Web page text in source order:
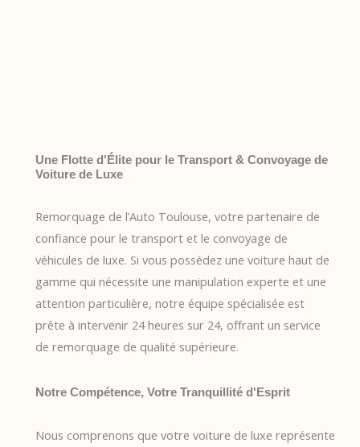
Une Flotte d'Élite pour le Transport & Convoyage de
Voiture de Luxe
Remorquage de l’Auto Toulouse, votre partenaire de
confiance pour le transport et le convoyage de
véhicules de luxe. Si vous possédez une voiture haut de
gamme qui nécessite une manipulation experte et une
attention particulière, notre équipe spécialisée est
prête à intervenir 24 heures sur 24, offrant un service
de remorquage de qualité supérieure.
Notre Compétence, Votre Tranquillité d'Esprit
Nous comprenons que votre voiture de luxe représente